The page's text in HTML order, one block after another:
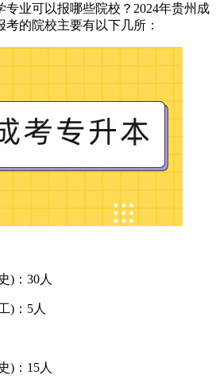
业可以报哪些院校？2024年贵州成
的院校主要有以下几所：
：30人
)：5人
：15人